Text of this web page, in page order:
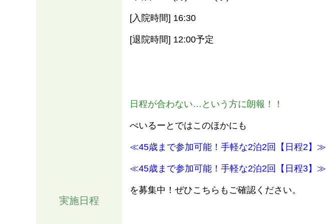
実施日程
[入院時間] 16:30
[退院時間] 12:00予定
日程が合わない…という方に朗報！！
ぺいるーとではこのほかにも
≪45歳まで参加可能！手軽な2泊2回【日程2】≫
≪45歳まで参加可能！手軽な2泊2回【日程3】≫
を募集中！ぜひこちらもご確認ください。